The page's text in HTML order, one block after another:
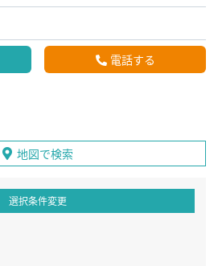
電話する
地図で検索
選択条件変更